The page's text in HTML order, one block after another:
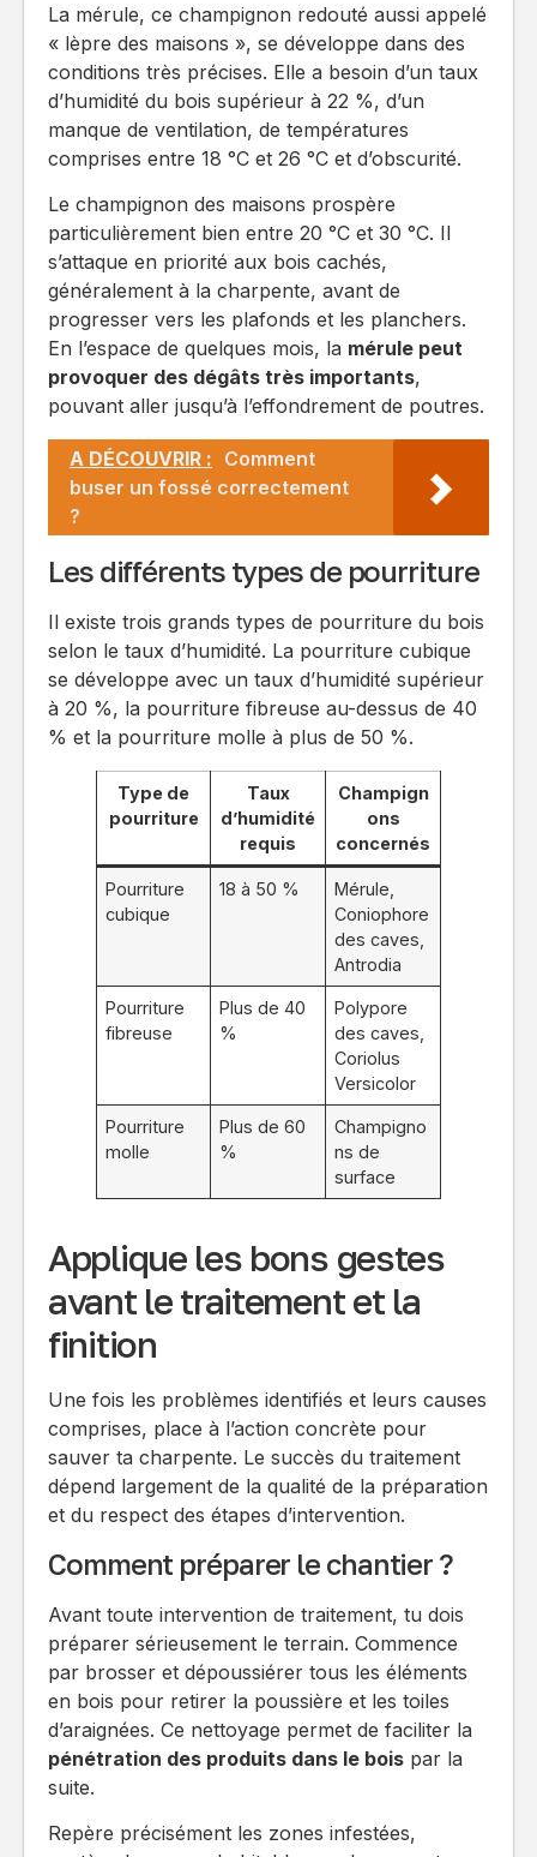
La mérule, ce champignon redouté aussi appelé
« lèpre des maisons », se développe dans des
conditions très précises. Elle a besoin d’un taux
d’humidité du bois supérieur à 22 %, d’un
manque de ventilation, de températures
comprises entre 18 °C et 26 °C et d’obscurité.
Le champignon des maisons prospère
particulièrement bien entre 20 °C et 30 °C. Il
s’attaque en priorité aux bois cachés,
généralement à la charpente, avant de
progresser vers les plafonds et les planchers.
En l’espace de quelques mois, la mérule peut
provoquer des dégâts très importants,
pouvant aller jusqu’à l’effondrement de poutres.
A DÉCOUVRIR : Comment
buser un fossé correctement
?
Les différents types de pourriture
Il existe trois grands types de pourriture du bois
selon le taux d’humidité. La pourriture cubique
se développe avec un taux d’humidité supérieur
à 20 %, la pourriture fibreuse au-dessus de 40
% et la pourriture molle à plus de 50 %.
Type de
pourriture
Taux
d’humidité
requis
Champign
ons
concernés
Pourriture
cubique
18 à 50 %
Mérule,
Coniophore
des caves,
Antrodia
Pourriture
fibreuse
Plus de 40
%
Polypore
des caves,
Coriolus
Versicolor
Pourriture
molle
Plus de 60
%
Champigno
ns de
surface
Applique les bons gestes
avant le traitement et la
finition
Une fois les problèmes identifiés et leurs causes
comprises, place à l’action concrète pour
sauver ta charpente. Le succès du traitement
dépend largement de la qualité de la préparation
et du respect des étapes d’intervention.
Comment préparer le chantier ?
Avant toute intervention de traitement, tu dois
préparer sérieusement le terrain. Commence
par brosser et dépoussiérer tous les éléments
en bois pour retirer la poussière et les toiles
d’araignées. Ce nettoyage permet de faciliter la
pénétration des produits dans le bois par la
suite.
Repère précisément les zones infestées,